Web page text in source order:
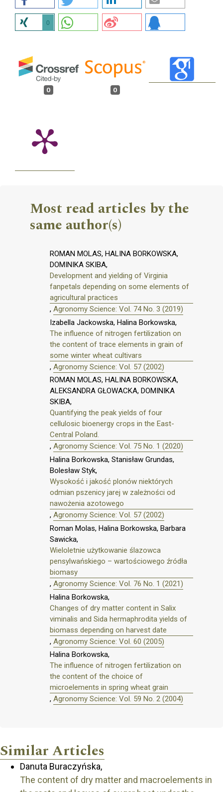
0
0 0
Most read articles by the
same author(s)
ROMAN MOLAS, HALINA BORKOWSKA,
DOMINIKA SKIBA,
Development and yielding of Virginia
fanpetals depending on some elements of
agricultural practices
, Agronomy Science: Vol. 74 No. 3 (2019)
Izabella Jackowska, Halina Borkowska,
The influence of nitrogen fertilization on
the content of trace elements in grain of
some winter wheat cultivars
, Agronomy Science: Vol. 57 (2002)
ROMAN MOLAS, HALINA BORKOWSKA,
ALEKSANDRA GŁOWACKA, DOMINIKA
SKIBA,
Quantifying the peak yields of four
cellulosic bioenergy crops in the East-
Central Poland.
, Agronomy Science: Vol. 75 No. 1 (2020)
Halina Borkowska, Stanisław Grundas,
Bolesław Styk,
Wysokość i jakość plonów niektórych
odmian pszenicy jarej w zależności od
nawożenia azotowego
, Agronomy Science: Vol. 57 (2002)
Roman Molas, Halina Borkowska, Barbara
Sawicka,
Wieloletnie użytkowanie ślazowca
pensylwańskiego – wartościowego źródła
biomasy
, Agronomy Science: Vol. 76 No. 1 (2021)
Halina Borkowska,
Changes of dry matter content in Salix
viminalis and Sida hermaphrodita yields of
biomass depending on harvest date
, Agronomy Science: Vol. 60 (2005)
Halina Borkowska,
The influence of nitrogen fertilization on
the content of the choice of
microelements in spring wheat grain
, Agronomy Science: Vol. 59 No. 2 (2004)
Similar Articles
Danuta Buraczyńska,
The content of dry matter and macroelements in